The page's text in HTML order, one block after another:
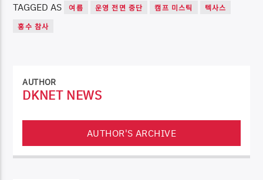
TAGGED AS 여름 운영 전면 중단 캠프 미스틱
텍사스
홍수 참사
AUTHOR
DKNET NEWS
AUTHOR'S ARCHIVE